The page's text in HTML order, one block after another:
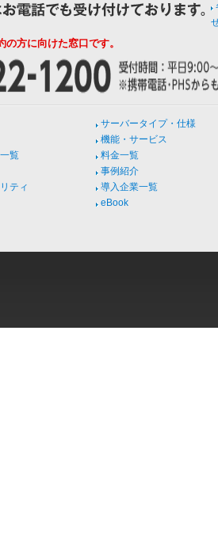
方に向けた窓口です。
覧
ティ
サーバータイプ・仕様
機能・サービス
料金一覧
事例紹介
導入企業一覧
eBook